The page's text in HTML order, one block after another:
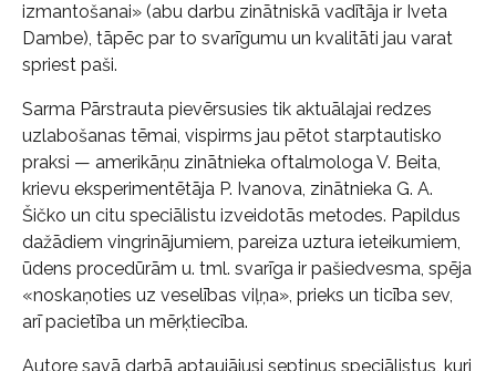
izmantošanai» (abu darbu zinātniskā vadītāja ir Iveta
Dambe), tāpēc par to svarīgumu un kvalitāti jau varat
spriest paši.
Sarma Pārstrauta pievērsusies tik aktuālajai redzes
uzlabošanas tēmai, vispirms jau pētot starptautisko
praksi — amerikāņu zinātnieka oftalmologa V. Beita,
krievu eksperimentētāja P. Ivanova, zinātnieka G. A.
Šičko un citu speciālistu izveidotās metodes. Papildus
dažādiem vingrinājumiem, pareiza uztura ieteikumiem,
ūdens procedūrām u. tml. svarīga ir pašiedvesma, spēja
«noskaņoties uz veselības viļņa», prieks un ticība sev,
arī pacietība un mērķtiecība.
Autore savā darbā aptaujājusi septiņus speciālistus, kuri